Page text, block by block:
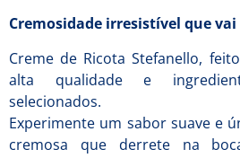
Cremosidade irresistível que
Creme de Ricota Stefanello,
alta qualidade e
selecionados.
Experimente um sabor suave e
cremosa que derrete na